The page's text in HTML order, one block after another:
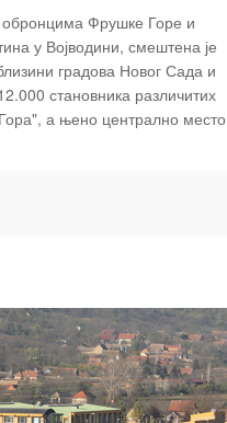
обронцима Фрушке Горе и
у Војводини, смештена је
градова Новог Сада и
становника различитих
а њено централно место